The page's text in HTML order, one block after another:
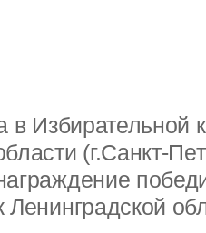
в Избирательной
(г.Санкт-
Ленинградской